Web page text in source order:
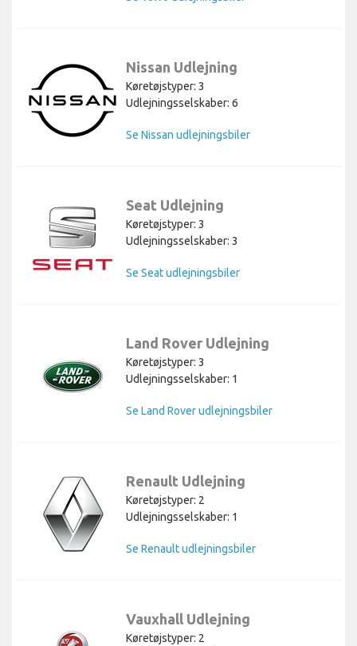
Nissan Udlejning
Køretøjstyper: 3
Udlejningsselskaber: 6
Se Nissan udlejningsbiler
Seat Udlejning
Køretøjstyper: 3
Udlejningsselskaber: 3
Se Seat udlejningsbiler
Land Rover Udlejning
Køretøjstyper: 3
Udlejningsselskaber: 1
Se Land Rover udlejningsbiler
Renault Udlejning
Køretøjstyper: 2
Udlejningsselskaber: 1
Se Renault udlejningsbiler
Vauxhall Udlejning
Køretøjstyper: 2